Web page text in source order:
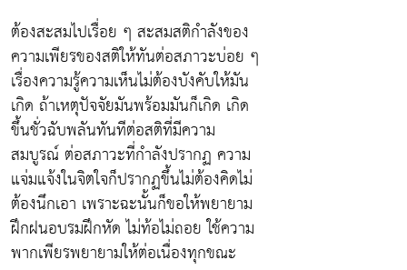
ต้องสะสมไปเรื่อย ๆ สะสมสติกำลังของ
ความเพียรของสติให้ทันต่อสภาวะบ่อย ๆ
เรื่องความรู้ความเห็นไม่ต้องบังคับให้มัน
เกิด ถ้าเหตุปัจจัยมันพร้อมมันก็เกิด เกิด
ขึ้นชั่วฉับพลันทันทีต่อสติที่มีความ
สมบูรณ์ ต่อสภาวะที่กำลังปรากฏ ความ
แจ่มแจ้งในจิตใจก็ปรากฏขึ้นไม่ต้องคิดไม่
ต้องนึกเอา เพราะฉะนั้นก็ขอให้พยายาม
ฝึกฝนอบรมฝึกหัด ไม่ท้อไม่ถอย ใช้ความ
พากเพียรพยายามให้ต่อเนื่องทุกขณะ